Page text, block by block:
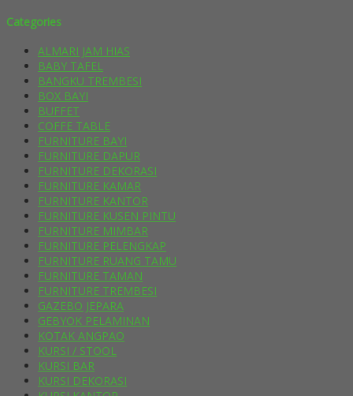
Categories
ALMARI JAM HIAS
BABY TAFEL
BANGKU TREMBESI
BOX BAYI
BUFFET
COFFE TABLE
FURNITURE BAYI
FURNITURE DAPUR
FURNITURE DEKORASI
FURNITURE KAMAR
FURNITURE KANTOR
FURNITURE KUSEN PINTU
FURNITURE MIMBAR
FURNITURE PELENGKAP
FURNITURE RUANG TAMU
FURNITURE TAMAN
FURNITURE TREMBESI
GAZEBO JEPARA
GEBYOK PELAMINAN
KOTAK ANGPAO
KURSI / STOOL
KURSI BAR
KURSI DEKORASI